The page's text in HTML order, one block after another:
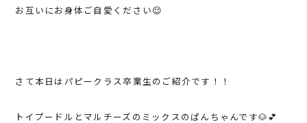
お互いにお身体ご自愛ください😌
さて本日はパピークラス卒業生のご紹介です！！
トイプードルとマルチーズのミックスのぱんちゃんです🐶💕